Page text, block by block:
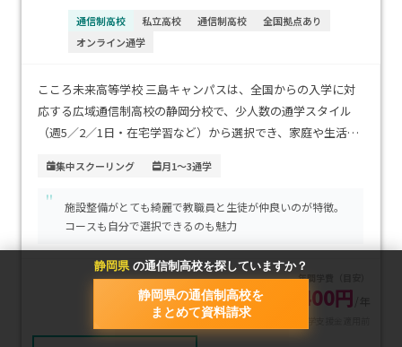
通信制高校 私立高校 通信制高校
全国拠点あり
オンライン通学
こころ未来高等学校 三島キャンパスは、全国からの入学に対
応する広域通信制高校の静岡分校で、少人数の通学スタイル
（週5／2／1日・在宅学習など）から選択でき、家庭や生活リ
地で通いやすさも魅力。学費は通学スタイルに応じて、週5日
登校で年間約52万円、週2日で約43万円、在宅が約37万円と比
較的経済的です。基礎学力を習熟度別に丁寧にフォローし、進
スでゆっくり学びたい方、家計負担を抑えつつ確かな卒業を
目指すご家庭に特におすすめです。
集中スクーリング 月1～3通学
"
施設整備がとても綺麗で教職員と生徒が仲良いのが特徴。
コースも自分で選択できるのも魅力
年間学費（目安）
380,400円 /年
静岡県の通信制高校を探していますか？
静岡県の通信制高校を
まとめて資料請求